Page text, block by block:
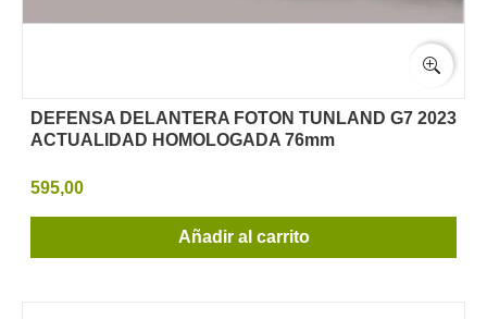
DEFENSA DELANTERA FOTON TUNLAND G7 2023
ACTUALIDAD HOMOLOGADA 76mm
595,00
Añadir al carrito